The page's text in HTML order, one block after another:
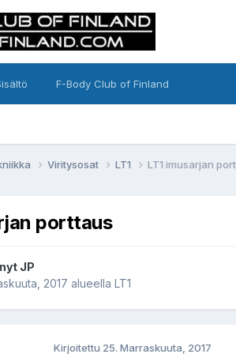
F-Body Club of Finland
Viritysosat LT1 LT1 imusarjan
porttaus
JP
2017 alueella LT1
Kirjoitettu 25. Marraskuuta, 2017